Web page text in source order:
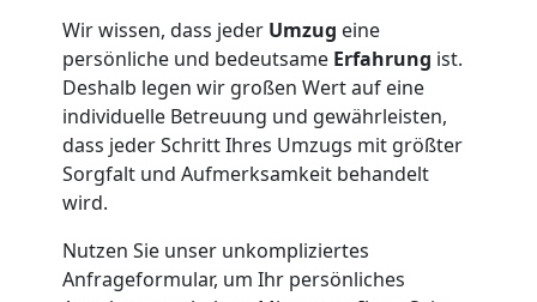
Wir wissen, dass jeder Umzug eine
persönliche und bedeutsame Erfahrung ist.
Deshalb legen wir großen Wert auf eine
individuelle Betreuung und gewährleisten,
dass jeder Schritt Ihres Umzugs mit größter
Sorgfalt und Aufmerksamkeit behandelt
wird.
Nutzen Sie unser unkompliziertes
Anfrageformular, um Ihr persönliches